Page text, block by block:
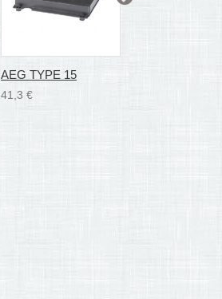
AEG TYPE 15
41,3 €